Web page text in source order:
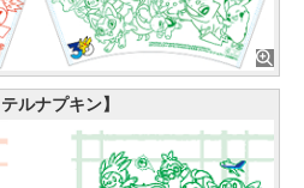
テルナプキン】